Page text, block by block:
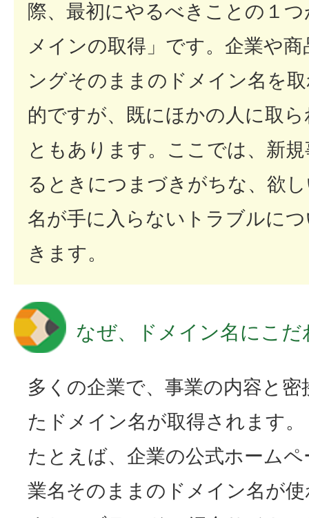
際、最初にやるべきことの１
メインの取得」です。企業や
ングそのままのドメイン名を
的ですが、既にほかの人に取
ともあります。ここでは、新
るときにつまづきがちな、欲
名が手に入らないトラブルに
きます。
なぜ、ドメイン名にこだ
多くの企業で、事業の内容と密
たドメイン名が取得されます。
たとえば、企業の公式ホーム
業名そのままのドメイン名が